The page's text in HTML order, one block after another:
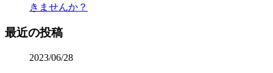
きませんか？
最近の投稿
2023/06/28